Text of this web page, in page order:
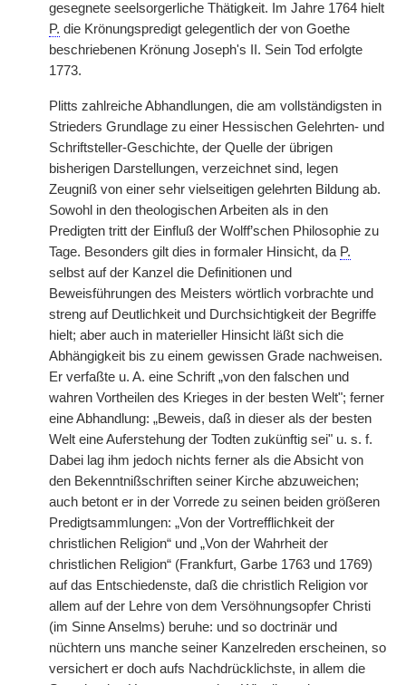
gesegnete seelsorgerliche Thätigkeit. Im Jahre 1764 hielt
P. die Krönungspredigt gelegentlich der von Goethe
beschriebenen Krönung Joseph's II. Sein Tod erfolgte
1773.
Plitts zahlreiche Abhandlungen, die am vollständigsten in
Strieders Grundlage zu einer Hessischen Gelehrten- und
Schriftsteller-Geschichte, der Quelle der übrigen
bisherigen Darstellungen, verzeichnet sind, legen
Zeugniß von einer sehr vielseitigen gelehrten Bildung ab.
Sowohl in den theologischen Arbeiten als in den
Predigten tritt der Einfluß der Wolff’schen Philosophie zu
Tage. Besonders gilt dies in formaler Hinsicht, da P.
selbst auf der Kanzel die Definitionen und
Beweisführungen des Meisters wörtlich vorbrachte und
streng auf Deutlichkeit und Durchsichtigkeit der Begriffe
hielt; aber auch in materieller Hinsicht läßt sich die
Abhängigkeit bis zu einem gewissen Grade nachweisen.
Er verfaßte u. A. eine Schrift „von den falschen und
wahren Vortheilen des Krieges in der besten Welt"; ferner
eine Abhandlung: „Beweis, daß in dieser als der besten
Welt eine Auferstehung der Todten zukünftig sei" u. s. f.
Dabei lag ihm jedoch nichts ferner als die Absicht von
den Bekenntnißschriften seiner Kirche abzuweichen;
auch betont er in der Vorrede zu seinen beiden größeren
Predigtsammlungen: „Von der Vortrefflichkeit der
christlichen Religion“ und „Von der Wahrheit der
christlichen Religion“ (Frankfurt, Garbe 1763 und 1769)
auf das Entschiedenste, daß die christlich Religion vor
allem auf der Lehre von dem Versöhnungsopfer Christi
(im Sinne Anselms) beruhe: und so doctrinär und
nüchtern uns manche seiner Kanzelreden erscheinen, so
versichert er doch aufs Nachdrücklichste, in allem die